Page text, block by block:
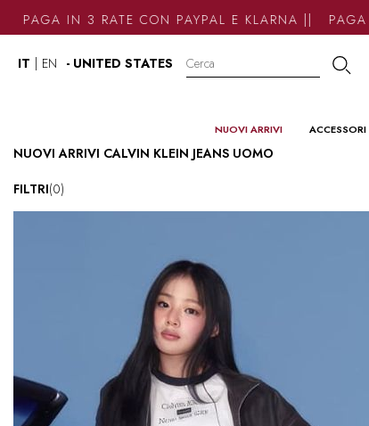
IN 3 RATE CON PAYPAL E KLARNA || PAGA IN
IT EN - UNITED STATES
NUOVI ARRIVI
NUOVI ARRIVI CALVIN KLEIN JEANS UOMO
FILTRI(0)